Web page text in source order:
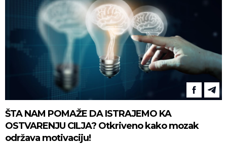
ŠTA NAM POMAŽE DA ISTRAJEMO KA
OSTVARENJU CILJA? Otkriveno kako mozak
održava motivaciju!